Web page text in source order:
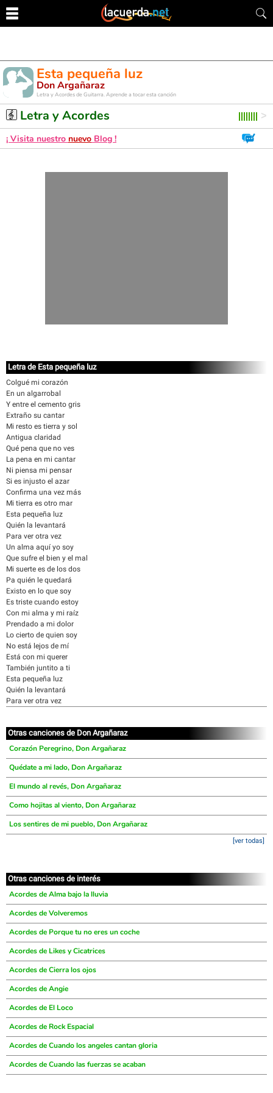
Esta pequeña luz
Don Argañaraz
Letra y Acordes de Guitarra. Aprende a tocar esta canción
Letra y Acordes
¡ Visita nuestro nuevo Blog !
Letra de Esta pequeña luz
Colgué mi corazón
En un algarrobal
Y entre el cemento gris
Extraño su cantar
Mi resto es tierra y sol
Antigua claridad
Qué pena que no ves
La pena en mi cantar
Ni piensa mi pensar
Si es injusto el azar
Confirma una vez más
Mi tierra es otro mar
Esta pequeña luz
Quién la levantará
Para ver otra vez
Un alma aquí yo soy
Que sufre el bien y el mal
Mi suerte es de los dos
Pa quién le quedará
Existo en lo que soy
Es triste cuando estoy
Con mi alma y mi raíz
Prendado a mi dolor
Lo cierto de quien soy
No está lejos de mí
Está con mi querer
También juntito a ti
Esta pequeña luz
Quién la levantará
Para ver otra vez
Otras canciones de Don Argañaraz
Corazón Peregrino, Don Argañaraz
Quédate a mi lado, Don Argañaraz
El mundo al revés, Don Argañaraz
Como hojitas al viento, Don Argañaraz
Los sentires de mi pueblo, Don Argañaraz
[ver todas]
Otras canciones de interés
Acordes de Alma bajo la lluvia
Acordes de Volveremos
Acordes de Porque tu no eres un coche
Acordes de Likes y Cicatrices
Acordes de Cierra los ojos
Acordes de Angie
Acordes de El Loco
Acordes de Rock Espacial
Acordes de Cuando los angeles cantan gloria
Acordes de Cuando las fuerzas se acaban